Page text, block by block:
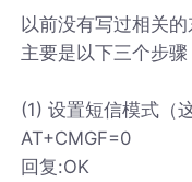
以前没有写过相关的
主要是以下三个步骤
(1) 设置短信模式（
AT+CMGF=0
回复:OK